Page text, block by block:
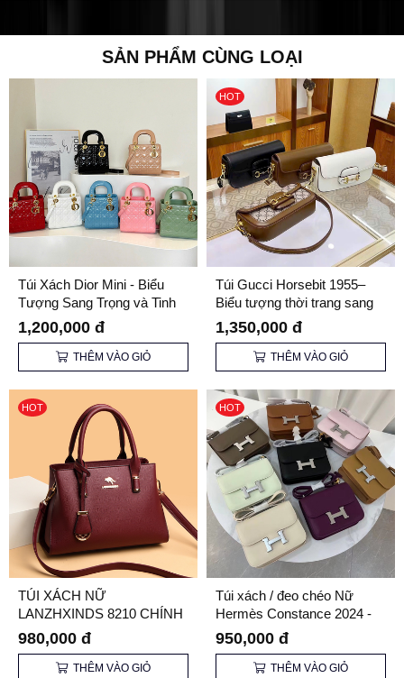
SẢN PHẨM CÙNG LOẠI
Túi Xách Dior Mini - Biểu
Tượng Sang Trọng và Tinh
Tế
1,200,000 đ
THÊM VÀO GIỎ
HOT
Túi Gucci Horsebit 1955–
Biểu tượng thời trang sang
trọng và đẳng cấp
1,350,000 đ
THÊM VÀO GIỎ
HOT
TÚI XÁCH NỮ
LANZHXINDS 8210 CHÍNH
HÃNG
980,000 đ
THÊM VÀO GIỎ
HOT
Túi xách / đeo chéo Nữ
Hermès Constance 2024 -
20cm
950,000 đ
THÊM VÀO GIỎ